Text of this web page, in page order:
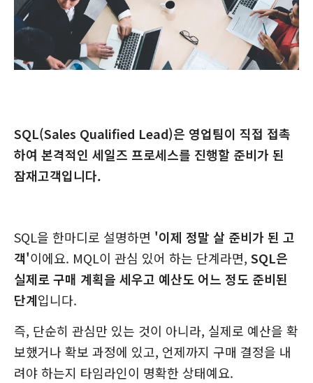
SQL(Sales Qualified Lead)은 영업팀이 직접 접촉
하여 본격적인 세일즈 프로세스를 진행할 준비가 된
잠재고객입니다.
SQL을 한마디로 설명하면 '이제 정말 살 준비가 된 고
객'이에요. MQL이 관심 있어 하는 단계라면, SQL은
실제로 구매 계획을 세우고 예산도 어느 정도 준비된
단계입니다.
즉, 단순히 관심만 있는 것이 아니라, 실제로 예산을 확
보했거나 확보 과정에 있고, 언제까지 구매 결정을 내
려야 하는지 타임라인이 명확한 상태예요.